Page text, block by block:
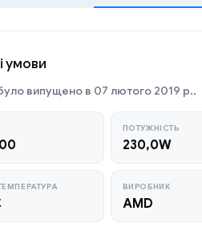
умови
випущено в 07 лютого 2019 р..
ПОТУЖНІСТЬ
230,0W
ВИРОБНИК
AMD